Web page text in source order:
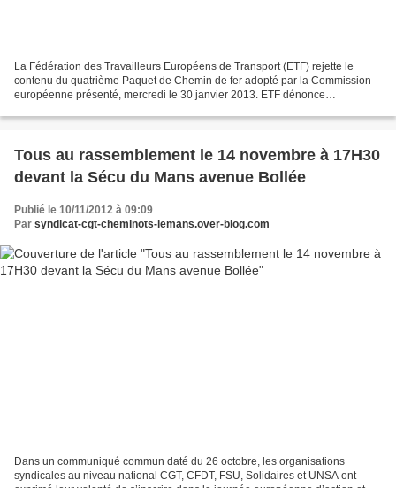
La Fédération des Travailleurs Européens de Transport (ETF) rejette le
contenu du quatrième Paquet de Chemin de fer adopté par la Commission
européenne présenté, mercredi le 30 janvier 2013. ETF dénonce
Tous au rassemblement le 14 novembre à 17H30
devant la Sécu du Mans avenue Bollée
Publié le 10/11/2012 à 09:09
Par syndicat-cgt-cheminots-lemans.over-blog.com
Dans un communiqué commun daté du 26 octobre, les organisations
syndicales au niveau national CGT, CFDT, FSU, Solidaires et UNSA ont